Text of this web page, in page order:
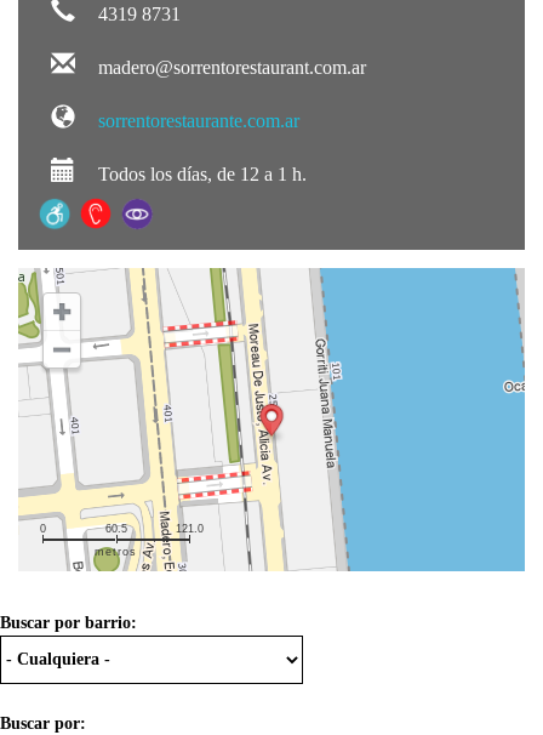
4319 8731
madero@sorrentorestaurant.com.ar
sorrentorestaurante.com.ar
Todos los días, de 12 a 1 h.
metros
0 60.5 121.0
Buscar por barrio:
Buscar por: